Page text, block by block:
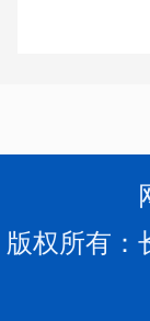
版权所有